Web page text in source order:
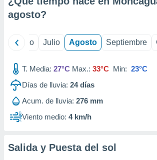
e
publicidad
publicidad
de
agosto?
Junio Julio Agosto Septiembre
T. Media: 27°C Max.: 33°C Min: 23°C
Días de lluvia: 24días
Acum. de lluvia: 276 mm
Viento medio: 4 km/h
Salida y Puesta del sol